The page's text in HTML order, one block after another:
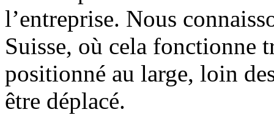
l’entreprise. Nous
Suisse, où cela fonctionne
positionné au large, loin
être déplacé.